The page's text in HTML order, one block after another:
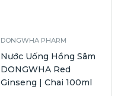
DONGWHA PHARM
Nước Uống Hồng Sâm
DONGWHA Red
Ginseng | Chai 100ml